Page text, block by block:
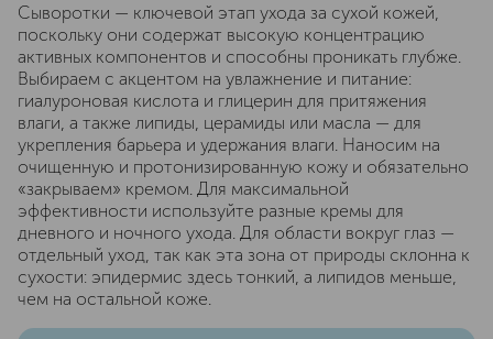
Сыворотки — ключевой этап ухода за сухой кожей,
поскольку они содержат высокую концентрацию
активных компонентов и способны проникать глубже.
Выбираем с акцентом на увлажнение и питание:
гиалуроновая кислота и глицерин для притяжения
влаги, а также липиды, церамиды или масла — для
укрепления барьера и удержания влаги. Наносим на
очищенную и протонизированную кожу и обязательно
«закрываем» кремом. Для максимальной
эффективности используйте разные кремы для
дневного и ночного ухода. Для области вокруг глаз —
отдельный уход, так как эта зона от природы склонна к
сухости: эпидермис здесь тонкий, а липидов меньше,
чем на остальной коже.